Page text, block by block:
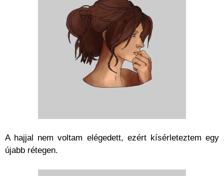
A hajjal nem voltam elégedett, ezért kísérleteztem egy
újabb rétegen.